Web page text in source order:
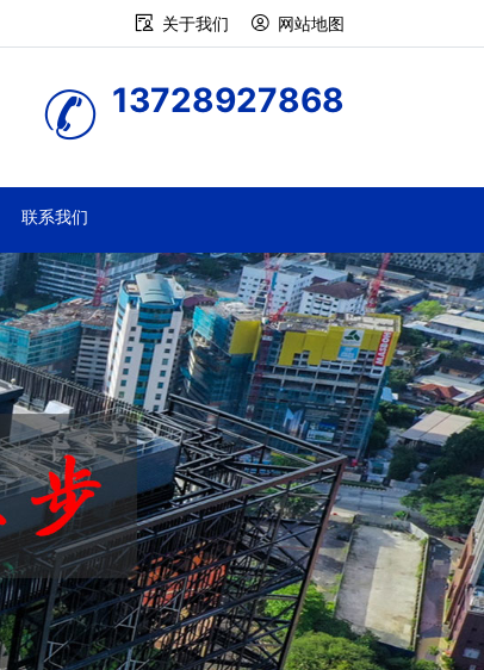
关于我们 网站地图
13728927868
联系我们